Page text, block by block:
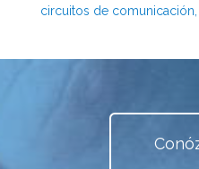
circuitos de comunicación,